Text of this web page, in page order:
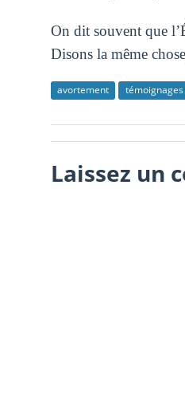
On dit souvent que
Disons la même
avortement
Laissez un